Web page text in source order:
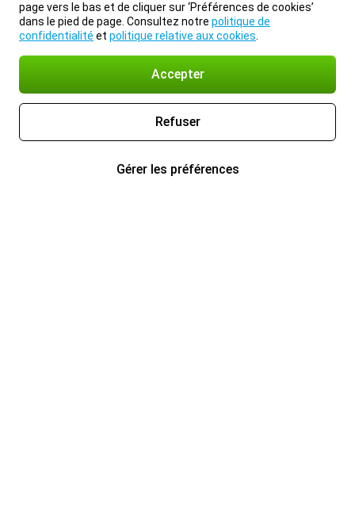
page vers le bas et de cliquer sur ‘Préférences de cookies’
dans le pied de page. Consultez notre politique de
confidentialité et politique relative aux cookies
Accepter
Refuser
Gérer les préférences